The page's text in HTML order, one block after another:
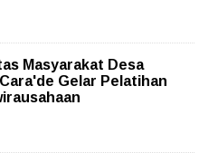
Masyarakat Desa
Gelar Pelatihan